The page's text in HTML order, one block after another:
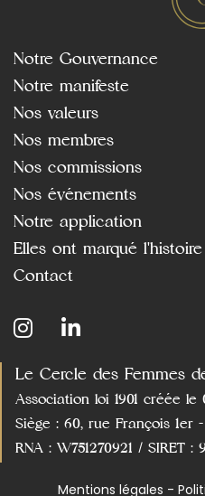
Notre Gouvernance
Notre manifeste
Nos valeurs
Nos membres
Nos commissions
Nos événements
Notre application
Elles ont marqué
Contact
Le Cercle des Femmes
Association loi 1901 créée le
Siège : 60, rue François 1er
RNA : W751270921 / SIRET :
Mentions légales -